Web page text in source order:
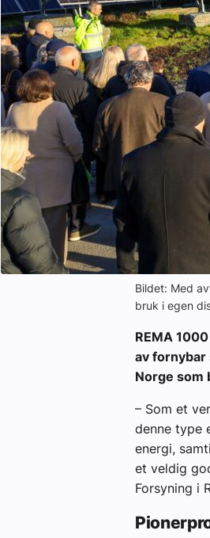
Nyheter
Aktuelle prosjekter
Bildet: Med
bruk i egen
REMA
av fornybar
Norge som
– Som et
denne type
energi,
et veldig
Forsyning i